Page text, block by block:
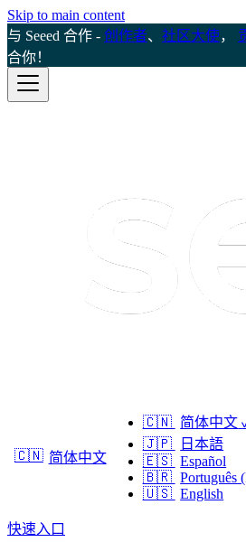
Skip to main content
与 Seeed 合作 - 创作者、 社区大使，
合你！
🇨🇳 简体中文
🇨🇳 简体中文
🇯🇵
日本語
🇪🇸 Español
🇧🇷 Português
🇺🇸 English
快速入口